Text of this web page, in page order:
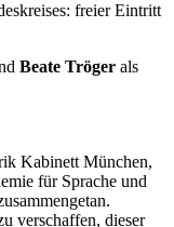
freier Eintritt
Beate Tröger als
Kabinett München,
für Sprache und
verschaffen, dieser